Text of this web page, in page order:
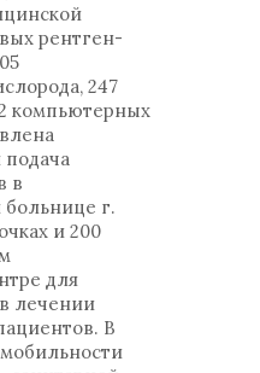
рентген-
247
компьютерных
подача
в
г.
и 200
для
лечении
В